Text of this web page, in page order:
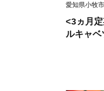
愛知県小牧市
<3ヵ月
ルキャベ